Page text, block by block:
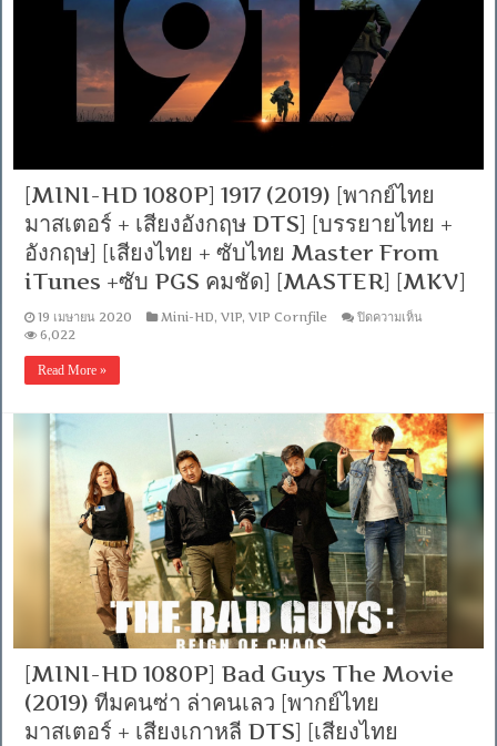
ชัด]
[MASTER]
[MKV]
[พากย์
ไทย
มาสเตอร์
+
เสียง
อังกฤษ
DTS]
อังกฤษ]
[เสียง
ไทย
+
ไทย
Master
From
+ซับ
PGS
ชัด]
[MINI-HD 1080P] 1917 (2019) [พากย์ไทย
มาสเตอร์ + เสียงอังกฤษ DTS] [บรรยายไทย +
อังกฤษ] [เสียงไทย + ซับไทย Master From
iTunes +ซับ PGS คมชัด] [MASTER] [MKV]
19 เมษายน 2020 Mini-HD,VIP,VIP Cornfile ปิดความเห็นบน
[พากย์
ไทย
มาสเตอร์
+
เสียง
อังกฤษ
DTS]
[บรรยาย
ไทย
+
อังกฤษ]
[เสียง
ไทย
ซับ
6,022
Read More »
[MINI-HD 1080P] Bad Guys The Movie
(2019) ทีมคนซ่า ล่าคนเลว [พากย์ไทย
มาสเตอร์ + เสียงเกาหลี DTS] [เสียงไทย